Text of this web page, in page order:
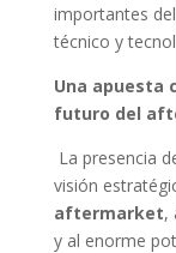
importantes
técnico y
Una apuesta
futuro del
La presencia
visión
aftermarket,
y al enorme